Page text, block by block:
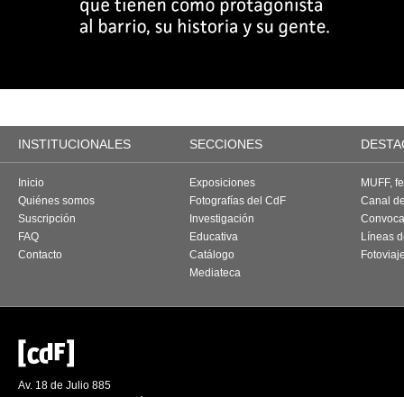
INSTITUCIONALES SECCIONES
Inicio
Quiénes somos
Suscripción
FAQ
Contacto
Exposiciones
Fotografías del CdF
Investigación
Educativa
Catálogo
Mediateca
MUFF,
Canal
Líneas
Av. 18 de Julio 885